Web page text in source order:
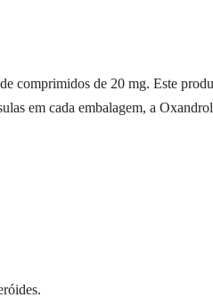
comprimidos de 20 mg. Este
em cada embalagem, a